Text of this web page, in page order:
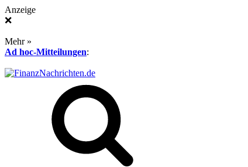
Anzeige
❌
Mehr »
Ad hoc-Mitteilungen: